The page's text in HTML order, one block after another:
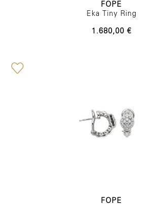
FOPE
Eka Tiny Ring
1.680,00 €
FOPE